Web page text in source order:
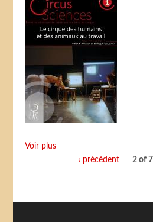
Voir plus
‹ précédent
2 of 7